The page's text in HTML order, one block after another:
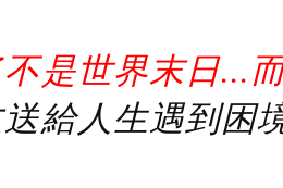
是世界末日...
給人生遇到困